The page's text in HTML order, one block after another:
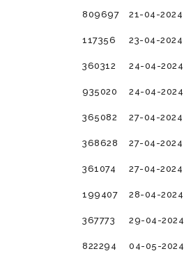
Tumlingebold
809697 21-04-2024
117356 23-04-2024
360312 24-04-2024
935020 24-04-2024
365082 27-04-2024
368628 27-04-2024
361074 27-04-2024
199407 28-04-2024
367773 29-04-2024
822294 04-05-2024